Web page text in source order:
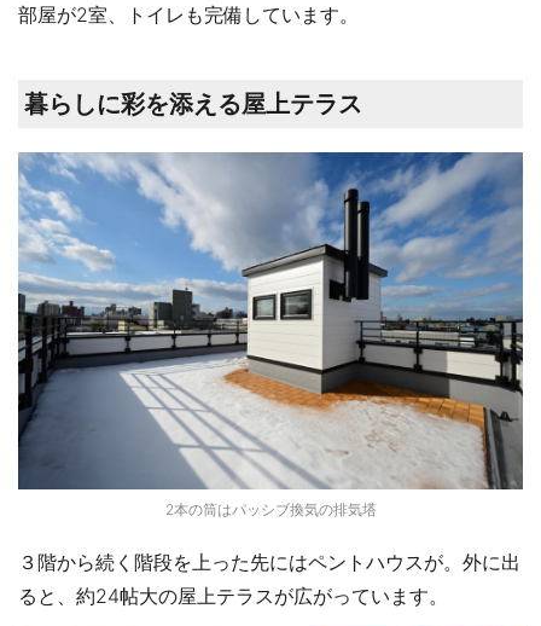
部屋が2室、トイレも完備しています。
暮らしに彩を添える屋上テラス
2本の筒はパッシブ換気の排気塔
３階から続く階段を上った先にはペントハウスが。外に出
ると、約24帖大の屋上テラスが広がっています。